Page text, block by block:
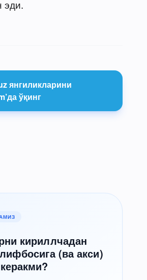
эди.
янгиликларини
ўқинг
кириллчадан
(ва акси)